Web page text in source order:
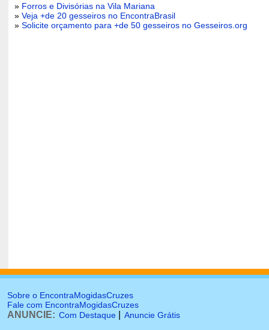
» Forros e Divisórias na Vila Mariana
»Veja +de 20 gesseiros no EncontraBrasil
»Solicite orçamento para +de 50 gesseiros no Gesseiros.org
Sobre o EncontraMogidasCruzes
Fale com EncontraMogidasCruzes
ANUNCIE: Com Destaque Anuncie Grátis